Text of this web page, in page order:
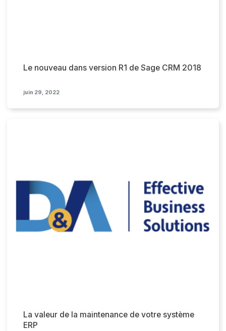
Le nouveau dans version R1 de Sage CRM 2018
juin 29, 2022
La valeur de la maintenance de votre système
ERP